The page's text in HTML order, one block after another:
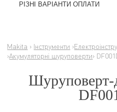
РІЗНІ ВАРІАНТИ ОПЛАТИ
Makita › Інструменти ›
›Акумуляторні шуруповерти›
Шуруповерт-